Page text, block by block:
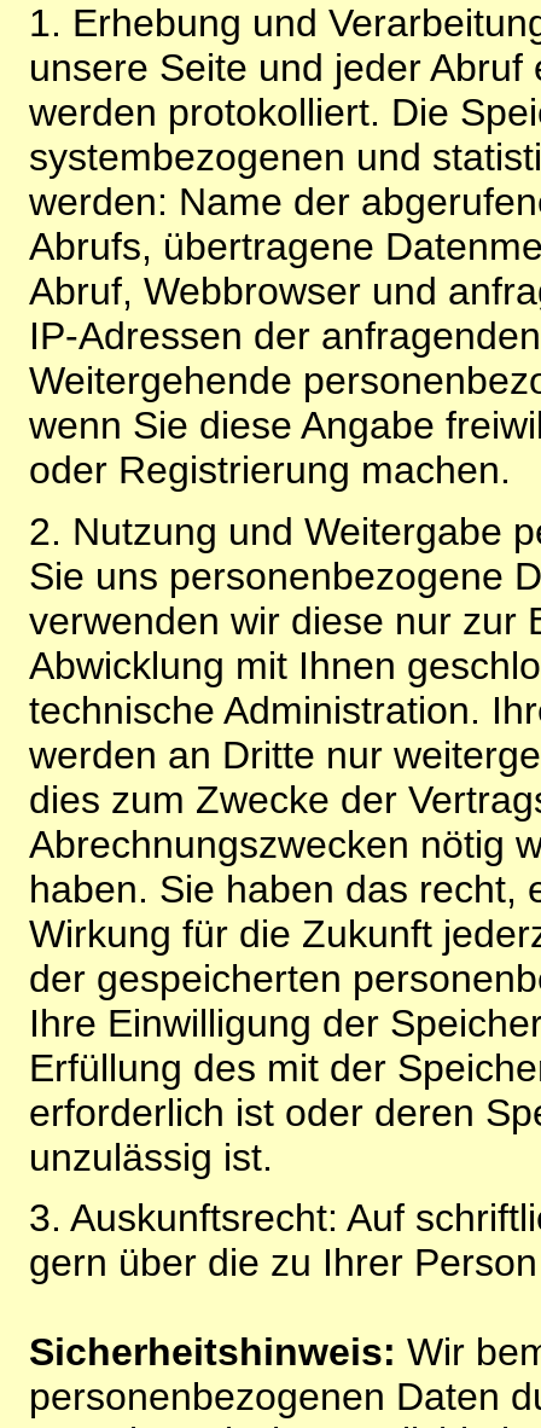
1. Erhebung und
unsere Seite und jeder
werden protokolliert. Die
systembezogenen und
werden: Name der
Abrufs, übertragene
Abruf, Webbrowser und
IP-Adressen der
Weitergehende
wenn Sie diese Angabe
oder Registrierung machen.
2. Nutzung und Weitergabe
Sie uns personenbezogene
verwenden wir diese nur zur
Abwicklung mit Ihnen
technische Administration.
werden an Dritte nur
dies zum Zwecke der
Abrechnungszwecken nötig
haben. Sie haben das recht,
Wirkung für die Zukunft
der gespeicherten
Ihre Einwilligung der
Erfüllung des mit der
erforderlich ist oder deren
unzulässig ist.
3. Auskunftsrecht: Auf
gern über die zu Ihrer
Sicherheitshinweis: Wir
personenbezogenen Daten